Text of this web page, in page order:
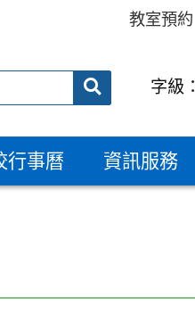
教室預約
送出 字級：
行事曆 資訊服務